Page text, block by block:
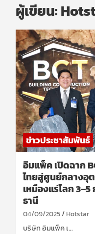
ผู้เขียน:
ข่าวประชาสัมพันธ์
อิมแพ็ค เปิดฉาก
ไทยสู่ศูนย์กลางอุ
เหมืองแร่โลก
ธานี
04/09/2025 Hotstar
บริษัท อิมแพ็ค เ…